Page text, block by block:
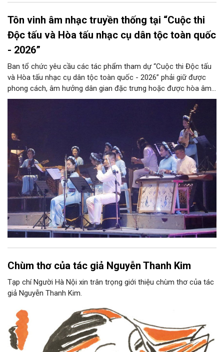
Tôn vinh âm nhạc truyền thống tại “Cuộc thi
Độc tấu và Hòa tấu nhạc cụ dân tộc toàn quốc
- 2026”
Ban tổ chức yêu cầu các tác phẩm tham dự “Cuộc thi Độc tấu
và Hòa tấu nhạc cụ dân tộc toàn quốc - 2026” phải giữ được
phong cách, âm hưởng dân gian đặc trưng hoặc được hòa âm,
phối khí mới trên nền tảng làn điệu âm nhạc truyền thống Việt
Nam, đồng thời phải được trình diễn trực tiếp bằng nhạc cụ dân
Chùm thơ của tác giả Nguyễn Thanh Kim
Tạp chí Người Hà Nội xin trân trọng giới thiệu chùm thơ của tác
giả Nguyễn Thanh Kim.